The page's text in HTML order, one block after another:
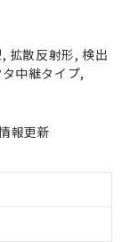
拡散反射形, 検出
中継タイプ,
報更新